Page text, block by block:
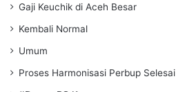
Gaji Keuchik di Aceh Besar
Kembali Normal
Umum
Proses Harmonisasi Perbup Selesai